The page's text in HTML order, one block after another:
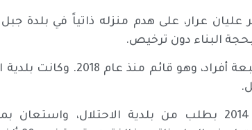
عرار، على هدم منزله ذاتياً في بلدة جبل
البناء دون ترخيص.
ويقع المنزل على مساحة 80 متراً مربعاً، ويقطنه سبعة أفراد، وهو
وقال “عرار” إنه تقدم بخرائط تنظيم للبناء عام 2014 بطلب من بلدية الاحتلال،